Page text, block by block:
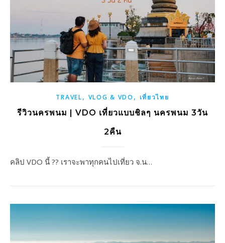
TRAVEL, VLOG & VDO , เที่ยวไทย
รีวิวนครพนม | VDO เที่ยวแบบชิลๆ นครพนม 3วัน
2คืน
คลิป VDO นี้ ?? เราจะพาทุกคนไปเที่ยว จ.น…